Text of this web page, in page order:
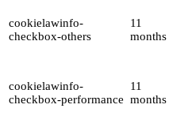
cookielawinfo-
checkbox-others
11
months
cookielawinfo-
checkbox-performance
11
months